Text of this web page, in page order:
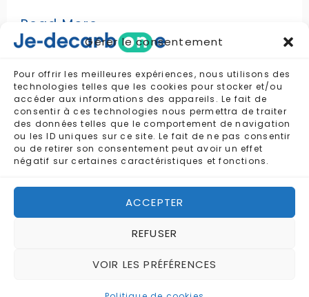
Gérer le consentement
Pour offrir les meilleures expériences, nous utilisons des
technologies telles que les cookies pour stocker et/ou
accéder aux informations des appareils. Le fait de
consentir à ces technologies nous permettra de traiter
des données telles que le comportement de navigation
ou les ID uniques sur ce site. Le fait de ne pas consentir
ou de retirer son consentement peut avoir un effet
négatif sur certaines caractéristiques et fonctions.
ACCEPTER
REFUSER
VOIR LES PRÉFÉRENCES
:
ITA
une
renaissance
industrielle
grâce
à
la
RSE
Read More »
1 2 Suivant
PLAN
SITE
MENTIONSCONTACT
l’amiral
Hamelin 75016